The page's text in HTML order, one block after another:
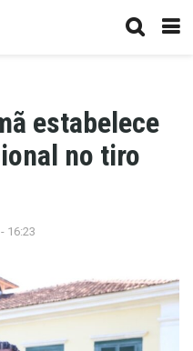
estabelece
no tiro
16:23